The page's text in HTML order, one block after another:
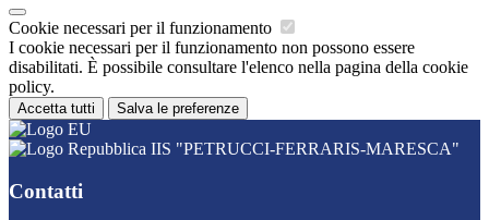
Cookie necessari per il funzionamento
I cookie necessari per il funzionamento non possono essere
disabilitati. È possibile consultare l'elenco nella pagina della cookie
policy.
Accetta tutti Salva le preferenze
IIS "PETRUCCI-FERRARIS-MARESCA"
Contatti